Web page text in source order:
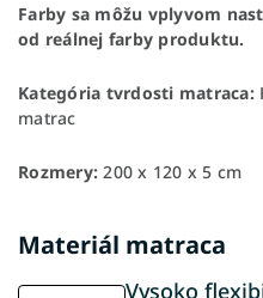
Farby sa môžu vplyvom
od reálnej farby produktu.
Kategória tvrdosti matraca:
matrac
Rozmery:200 x 120 x 5 cm
Materiál matraca
Vysoko